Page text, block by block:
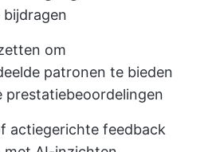
om
patronen te bieden
prestatiebeoordelingen
actiegerichte feedback